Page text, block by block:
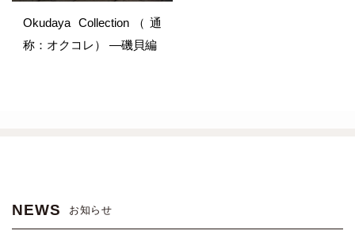
Okudaya Collection（通
称：オクコレ） —磯貝編
NEWS お知らせ